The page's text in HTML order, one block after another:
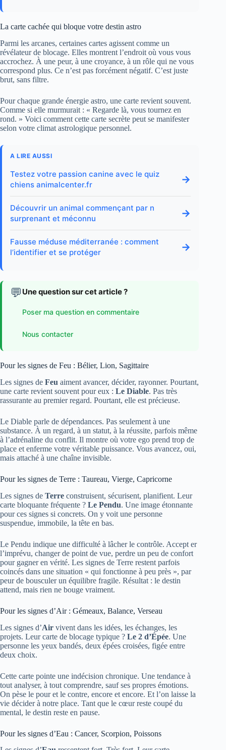
La carte cachée qui bloque votre destin astro
Parmi les arcanes, certaines cartes agissent comme un
révélateur de blocage. Elles montrent l’endroit où vous vous
accrochez. À une peur, à une croyance, à un rôle qui ne vous
correspond plus. Ce n’est pas forcément négatif. C’est juste
brut, sans filtre.
Pour chaque grande énergie astro, une carte revient souvent.
Comme si elle murmurait : « Regarde là, vous tournez en
rond. » Voici comment cette carte secrète peut se manifester
selon votre climat astrologique personnel.
A LIRE AUSSI
Testez votre passion canine avec le quiz
chiens animalcenter.fr
→
Découvrir un animal commençant par n
surprenant et méconnu
→
Fausse méduse méditerranée : comment
l’identifier et se protéger
→
💬 Une question sur cet article ?
Poser ma question en commentaire
Nous contacter
Pour les signes de Feu : Bélier, Lion, Sagittaire
Les signes de Feu aiment avancer, décider, rayonner. Pourtant,
une carte revient souvent pour eux : Le Diable. Pas très
rassurante au premier regard. Pourtant, elle est précieuse.
Le Diable parle de dépendances. Pas seulement à une
substance. À un regard, à un statut, à la réussite, parfois même
à l’adrénaline du conflit. Il montre où votre ego prend trop de
place et enferme votre véritable puissance. Vous avancez, oui,
mais attaché à une chaîne invisible.
Pour les signes de Terre : Taureau, Vierge, Capricorne
Les signes de Terre construisent, sécurisent, planifient. Leur
carte bloquante fréquente ? Le Pendu. Une image étonnante
pour ces signes si concrets. On y voit une personne
suspendue, immobile, la tête en bas.
Le Pendu indique une difficulté à lâcher le contrôle. Accept er
l’imprévu, changer de point de vue, perdre un peu de confort
pour gagner en vérité. Les signes de Terre restent parfois
coincés dans une situation « qui fonctionne à peu près », par
peur de bousculer un équilibre fragile. Résultat : le destin
attend, mais rien ne bouge vraiment.
Pour les signes d’Air : Gémeaux, Balance, Verseau
Les signes d’Air vivent dans les idées, les échanges, les
projets. Leur carte de blocage typique ? Le 2 d’Épée. Une
personne les yeux bandés, deux épées croisées, figée entre
deux choix.
Cette carte pointe une indécision chronique. Une tendance à
tout analyser, à tout comprendre, sauf ses propres émotions.
On pèse le pour et le contre, encore et encore. Et l’on laisse la
vie décider à notre place. Tant que le cœur reste coupé du
mental, le destin reste en pause.
Pour les signes d’Eau : Cancer, Scorpion, Poissons